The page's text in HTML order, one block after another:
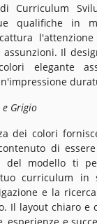
Curriculum
qualifiche in
assunzioni. Il
elegante
e Grigio
dei colori
di
del modello ti
curriculum in
e la
Il layout chiaro e
esperienze e